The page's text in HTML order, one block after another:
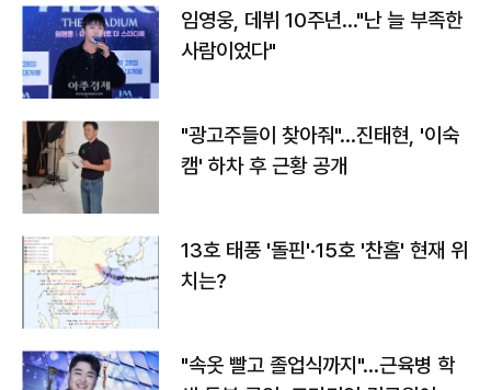
임영웅, 데뷔 10주년…"난 늘 부족한
사람이었다"
"광고주들이 찾아줘"…진태현, '이숙
캠' 하차 후 근황 공개
13호 태풍 '돌핀'·15호 '찬홈' 현재 위
치는?
"속옷 빨고 졸업식까지"…근육병 학